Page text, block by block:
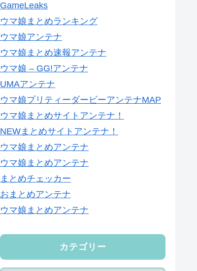
GameLeaks
ウマ娘まとめランキング
ウマ娘アンテナ
ウマ娘まとめ速報アンテナ
ウマ娘 – GG!アンテナ
UMAアンテナ
ウマ娘プリティーダービーアンテナMAP
ウマ娘まとめサイトアンテナ！
NEWまとめサイトアンテナ！
ウマ娘まとめアンテナ
ウマ娘まとめアンテナ
まとめチェッカー
おまとめアンテナ
ウマ娘まとめアンテナ
カテゴリー